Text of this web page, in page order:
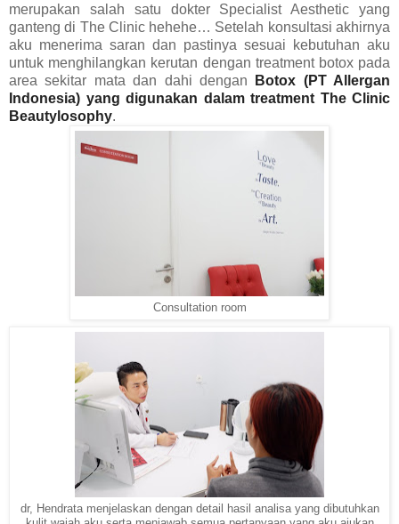
merupakan salah satu dokter Specialist Aesthetic yang
ganteng di The Clinic hehehe… Setelah konsultasi akhirnya
aku menerima saran dan pastinya sesuai kebutuhan aku
untuk menghilangkan kerutan dengan treatment botox pada
area sekitar mata dan dahi dengan
Botox (PT Allergan
Indonesia) yang digunakan dalam treatment The Clinic
Beautylosophy.
Consultation room
dr, Hendrata menjelaskan dengan detail hasil analisa yang dibutuhkan